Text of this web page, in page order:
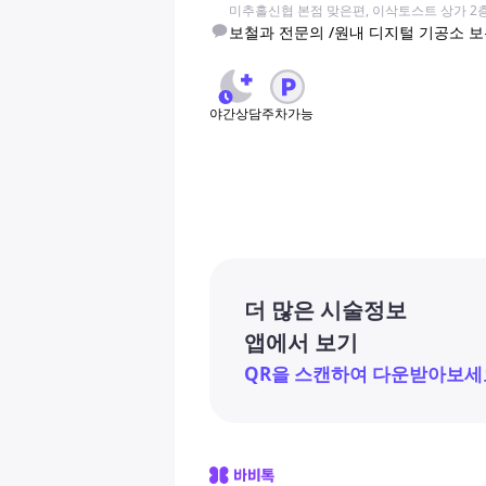
미추홀신협 본점 맞은편, 이삭토스트 상가 2
보철과 전문의 /원내 디지털 기공소
야간상담주차가능
더 많은 시술정보
앱에서 보기
QR을 스캔하여 다운받아보세